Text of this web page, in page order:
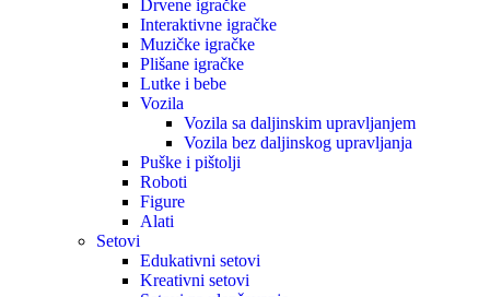
Drvene igračke
Interaktivne igračke
Muzičke igračke
Plišane igračke
Lutke i bebe
Vozila
Vozila sa daljinskim upravljanjem
Vozila bez daljinskog upravljanja
Puške i pištolji
Roboti
Figure
Alati
Setovi
Edukativni setovi
Kreativni setovi